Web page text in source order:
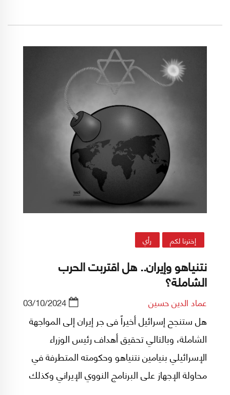
2023، كإنجاز نقدي بعد سنوات الانهيار، ليس
استقراراً صلباً بالمعنى الاقتصادي. بل هو أقرب إلى
هدنة مالية دقيقة، جرى بناؤها فوق اقتصاد مدولر،
وميزانيات مصارف مكسورة، وثقة لم تُرمّم،
واحتياطات لم تعد تملك ترف الدفاع الطويل.
إخترنا لكم رأي
نتنياهو وإيران.. هل اقتربت الحرب
الشاملة؟
عماد الدين حسين 03/10/2024
هل ستنجح إسرائيل أخيراً فى جر إيران إلى المواجهة
الشاملة، وبالتالي تحقيق أهداف رئيس الوزراء
الإسرائيلي بنيامين نتنياهو وحكومته المتطرفة في
محاولة الإجهاز على البرنامج النووي الإيراني وكذلك